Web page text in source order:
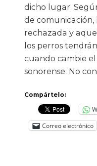
dicho lugar.
de
rechazada y
los perros
cuando cambie
sonorense. No
Compártelo:
Correo electrónico